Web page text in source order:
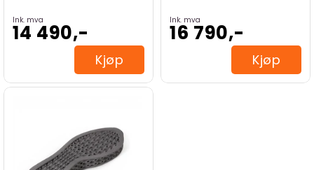
Ink. mva
14 490,-
Kjøp
Ink. mva
16 790,-
Kjøp